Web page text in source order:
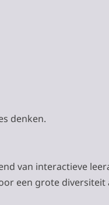
denken.
van interactieve
een grote diversiteit